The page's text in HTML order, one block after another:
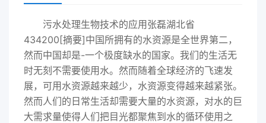
污水处理生物技术的应用张磊湖北省
434200[摘要]中国所拥有的水资源是全世界第二，
然而中国却是-一个极度缺水的国家。我们的生活无
时无刻不需要使用水。然而随着全球经济的飞速发
展，可用水资源越来越少，水资源变得越来越紧张。
然而人们的日常生活却需要大量的水资源，对水的巨
大需求量使得人们把目光都聚焦到水的循环使用之